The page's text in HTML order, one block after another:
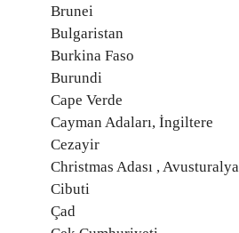
Brunei
Bulgaristan
Burkina Faso
Burundi
Cape Verde
Cayman Adaları, İngiltere
Cezayir
Christmas Adası , Avusturalya
Cibuti
Çad